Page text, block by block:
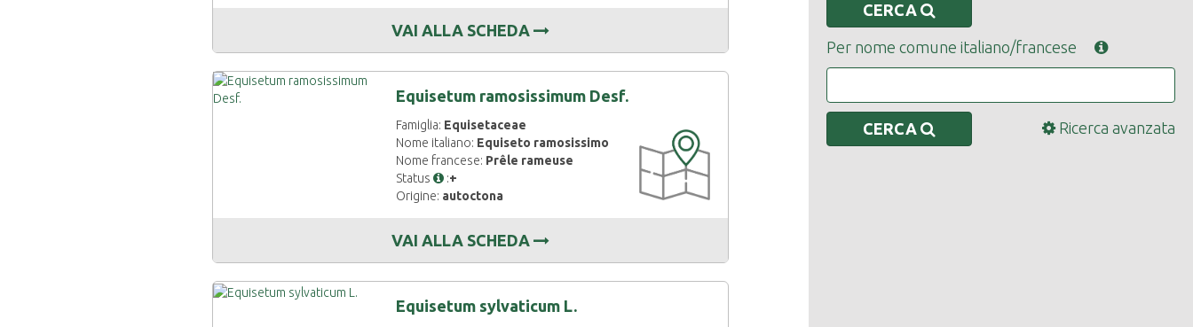
VAI ALLA SCHEDA
Equisetum ramosissimum Desf.
Famiglia: Equisetaceae
Nome italiano: Equiseto ramosissimo
Nome francese: Prêle rameuse
Status
:+
Origine: autoctona
CARTOGRAFIA
DISPONIBILE
VAI ALLA SCHEDA
Equisetum sylvaticum L.
CERCA
Per nome comune italiano/francese
CERCA Ricerca avanzata